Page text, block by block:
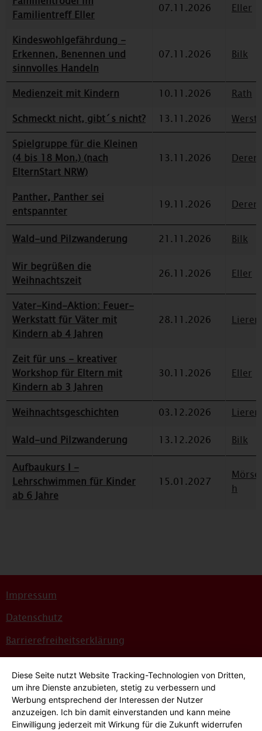
Familientreff Eller
07.11.2026 Eller
Kindeswohlgefährdung -
Erkennen, Benennen und
sinnvolles Handeln
07.11.2026 Bilk
Medienzeit mit Kindern 10.11.2026
Rath
Schmeckt nicht, gibt´s nicht?
13.11.2026
Spielgruppe für die Kleinen
(4 bis 18 Mon.) (nach
ElternStart NRW)
13.11.2026
Panther, Panther sei
entspannter
19.11.2026
Wald-und Pilzwanderung 21.11.2026
Bilk
Wir begrüßen die
Weihnachtszeit
26.11.2026 Eller
Vater-Kind-Aktion: Feuer-
Werkstatt für Väter mit
Kindern ab 4 Jahren
28.11.2026
Zeit für uns - kreativer
Workshop für Eltern mit
Kindern ab 3 Jahren
30.11.2026 Eller
Weihnachtsgeschichten 03.12.2026
Wald-und Pilzwanderung
13.12.2026
Bilk
Aufbaukurs I -
Lehrschwimmen für Kinder
ab 6 Jahre
15.01.2027
h
Impressum
Datenschutz
Barrierefreiheitserklärung
Bildnachweise
Hinweisgeber*innensystem
Diese Seite nutzt Website Tracking-Technologien von Dritten,
um ihre Dienste anzubieten, stetig zu verbessern und
Werbung entsprechend der Interessen der Nutzer
anzuzeigen. Ich bin damit einverstanden und kann meine
Einwilligung jederzeit mit Wirkung für die Zukunft widerrufen